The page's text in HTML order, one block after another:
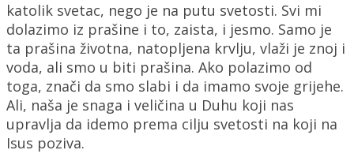
katolik svetac, nego je na putu svetosti. Svi mi
dolazimo iz prašine i to, zaista, i jesmo. Samo je
ta prašina životna, natopljena krvlju, vlaži je znoj i
voda, ali smo u biti prašina. Ako polazimo od
toga, znači da smo slabi i da imamo svoje grijehe.
Ali, naša je snaga i veličina u Duhu koji nas
upravlja da idemo prema cilju svetosti na koji na
Isus poziva.